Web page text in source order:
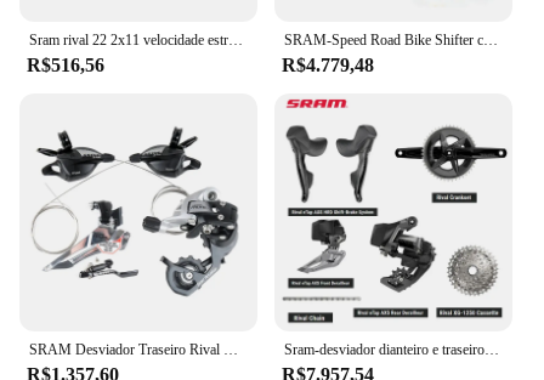
R$516,56
SRAM-Speed Road Bike Shifter com freio a disco hidráulico, controlador de alavanca de freio, linha de desviador dianteiro e traseiro, peça de bicicleta, RIVAL 22
R$4.779,48
R$1.357,60
Sram-desviador dianteiro e traseiro com shifter, sistema shifter, eixos sram etap, xg-1250 cassete
R$7.957,54